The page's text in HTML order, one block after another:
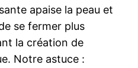
apaise la peau et
se fermer plus
la création de
Notre astuce :